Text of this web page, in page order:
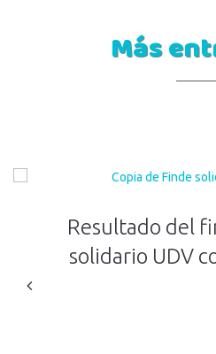
Más
Resultado del
solidario UDV